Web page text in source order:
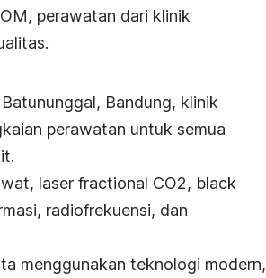
perawatan dari klinik
Bandung, klinik
perawatan untuk semua
laser fractional CO2, black
, radiofrekuensi, dan
menggunakan teknologi modern,